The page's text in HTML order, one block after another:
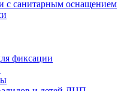
с санитарным оснащением
фиксации